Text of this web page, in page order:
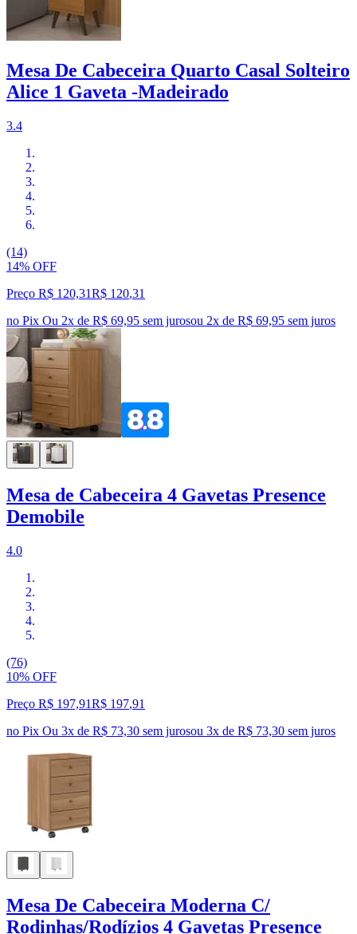
Mesa De Cabeceira Quarto Casal Solteiro
Alice 1 Gaveta -Madeirado
3.4
(14)
14% OFF
Preço R$ 120,31R$ 120,31
no Pix Ou 2x de R$ 69,95 sem jurosou 2x de R$ 69,95 sem juros
Mesa de Cabeceira 4 Gavetas Presence
Demobile
4.0
(76)
10% OFF
Preço R$ 197,91R$ 197,91
no Pix Ou 3x de R$ 73,30 sem jurosou 3x de R$ 73,30 sem juros
Mesa De Cabeceira Moderna C/
Rodinhas/Rodízios 4 Gavetas Presence